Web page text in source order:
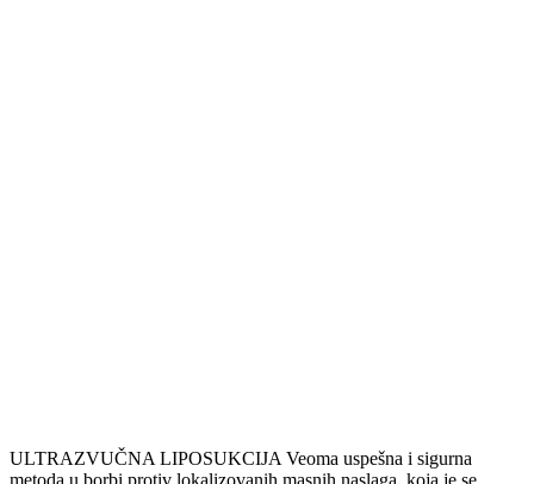
ULTRAZVUČNA LIPOSUKCIJA Veoma uspešna i sigurna
metoda u borbi protiv lokalizovanih masnih naslaga, koja je se